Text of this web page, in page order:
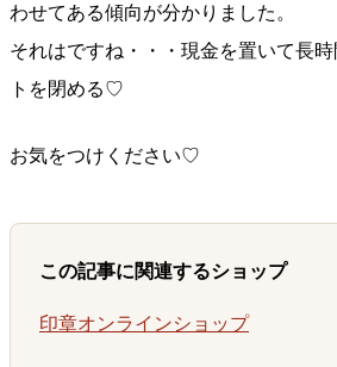
わせてある傾向が分かりました。
それはですね・・・現金を置いて長
トを閉める♡
お気をつけください♡
この記事に関連するショップ
印章オンラインショップ